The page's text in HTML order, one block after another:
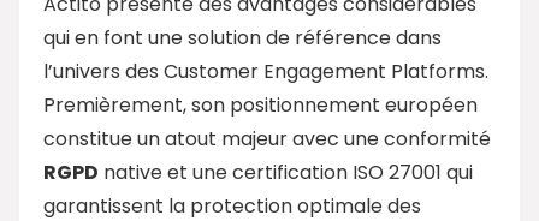
qui en font une solution de référence dans
l’univers des Customer Engagement Platforms.
Premièrement, son positionnement européen
constitue un atout majeur avec une conformité
RGPD native et une certification ISO 27001 qui
garantissent la protection optimale des